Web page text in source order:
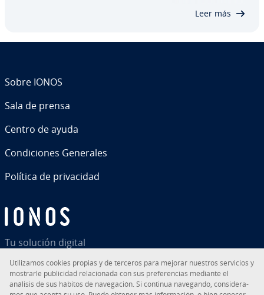
Leer más
Tu solución digital
Sobre IONOS
Sala de prensa
Centro de ayuda
Co­n­di­cio­nes Generales
Política de pri­va­ci­dad
Uti­li­za­mos cookies propias y de terceros para mejorar nuestros servicios y
mostrarle pu­bli­ci­dad re­la­cio­na­da con sus pre­fe­re­n­cias mediante el
análisis de sus hábitos de na­ve­ga­ción. Si continua navegando, co­n­si­de­ra­